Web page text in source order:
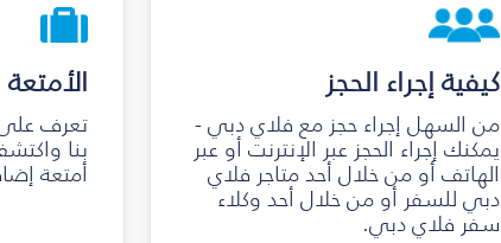
كيفية إجراء الحجز
من السهل إجراء حجز مع فلاي دبي -
يمكنك إجراء الحجز عبر الإنترنت أو عبر
الهاتف أو من خلال أحد متاجر فلاي
دبي للسفر أو من خلال أحد وكلاء
سفر فلاي دبي.
الأمتعة
تعرف
بنا
أمتعة